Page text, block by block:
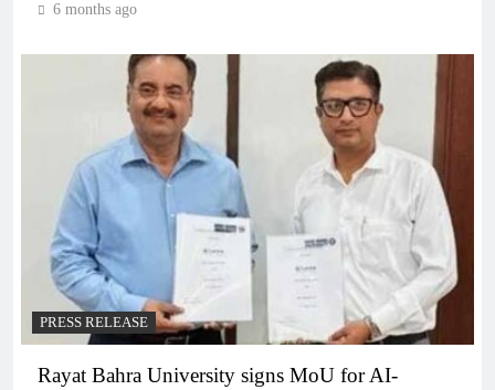
6 months ago
PRESS RELEASE
Rayat Bahra University signs MoU for AI-